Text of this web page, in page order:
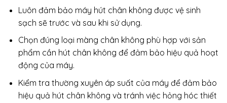
Luôn đảm bảo máy hút chân không được vệ sinh
sạch sẽ trước và sau khi sử dụng.
Chọn đúng loại màng chân không phù hợp với sản
phẩm cần hút chân không để đảm bảo hiệu quả hoạt
động của máy.
Kiểm tra thường xuyên áp suất của máy để đảm bảo
hiệu quả hút chân không và tránh việc hỏng hóc thiết